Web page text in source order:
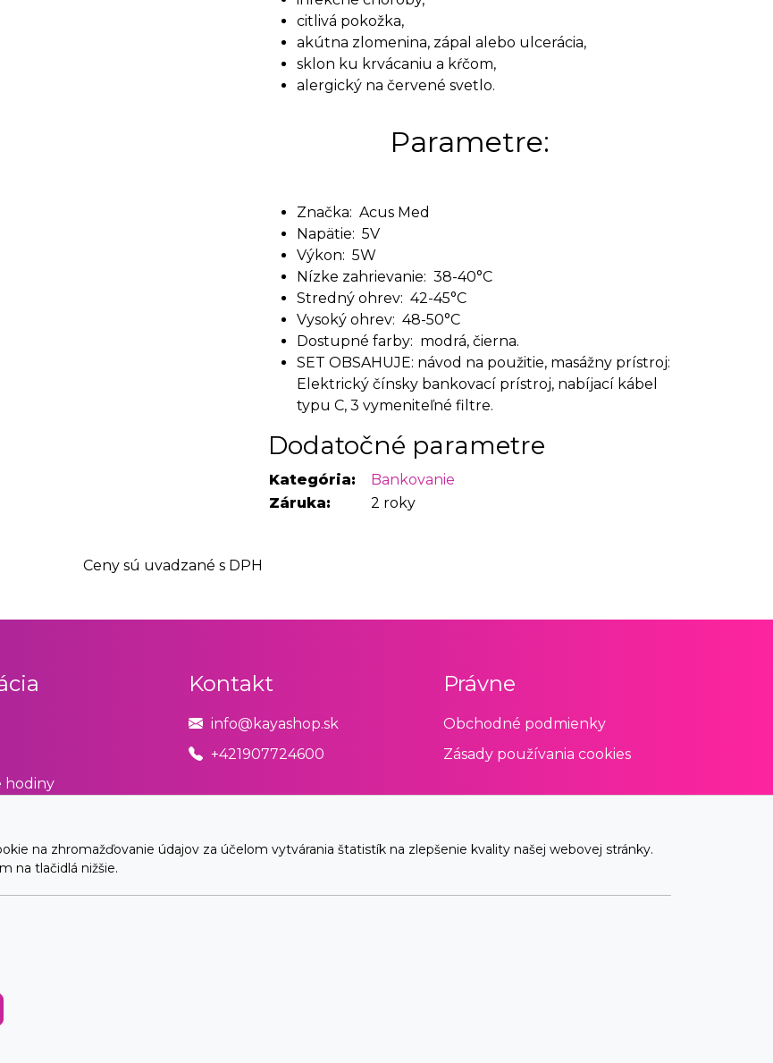
citlivá pokožka,
akútna zlomenina, zápal alebo ulcerácia,
sklon ku krvácaniu a kŕčom,
alergický na červené svetlo.
Parametre:
Značka: Acus Med
Napätie: 5V
Výkon: 5W
Nízke zahrievanie: 38-40°C
Stredný ohrev: 42-45°C
Vysoký ohrev: 48-50°C
Dostupné farby: modrá, čierna.
SET OBSAHUJE: návod na použitie, masážny prístroj:
Elektrický čínsky bankovací prístroj, nabíjací kábel
typu C, 3 vymeniteľné filtre.
Dodatočné parametre
Kategória:
Bankovanie
Záruka:
2 roky
Ceny sú uvadzané s DPH
na zhromažďovanie údajov za účelom vytvárania štatistík na zlepšenie kvality našej webovej stránky.
na tlačidlá nižšie.
hodiny
zmluvy tu
Kontakt
info@kayashop.sk
+421907724600
Právne
Obchodné podmienky
Zásady používania cookies